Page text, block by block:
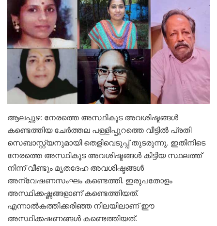
ആലപ്പുഴ: നേരത്തെ അസ്ഥികൂട അവശിഷ്ടങ്ങൾ
കണ്ടെത്തിയ ചേർത്തല പള്ളിപ്പുറത്തെ വീട്ടിൽ പ്രതി
സെബാസ്റ്റ്യനുമായി തെളിവെടുപ്പ് തുടരുന്നു. ഇതിനിടെ
നേരത്തെ അസ്ഥികൂട അവശിഷ്ടങ്ങൾ കിട്ടിയ സ്ഥലത്ത്
നിന്ന് വീണ്ടും മൃതദേഹ അവശിഷ്ടങ്ങൾ
അന്വേഷണസംഘം കണ്ടെത്തി. ഇരുപതോളം
അസ്ഥിക്കഷ്ണങ്ങളാണ് കണ്ടെത്തിയത്.
എന്നാൽകത്തിക്കരിഞ്ഞ നിലയിലാണ് ഈ
അസ്ഥിക്കഷണങ്ങൾ കണ്ടെത്തിയത്.